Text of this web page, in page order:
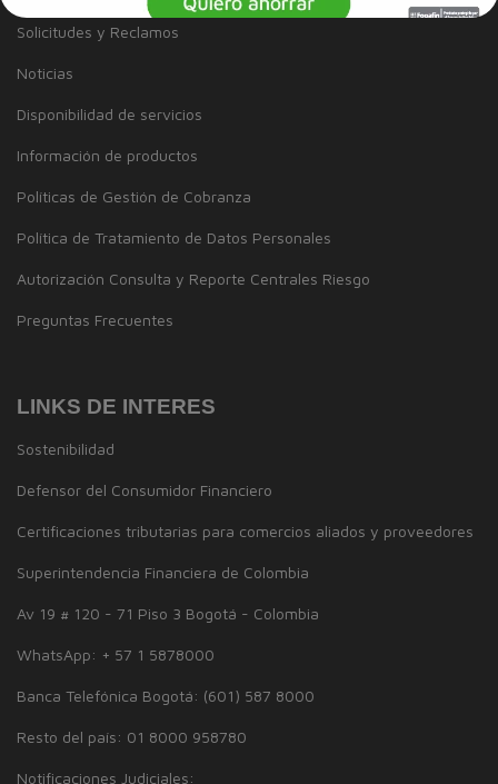
Solicitudes y Reclamos
Noticias
Disponibilidad de servicios
Información de productos
Políticas de Gestión de Cobranza
Política de Tratamiento de Datos Personales
Autorización Consulta y Reporte Centrales Riesgo
Preguntas Frecuentes
LINKS DE INTERES
Sostenibilidad
Defensor del Consumidor Financiero
Certificaciones tributarias para comercios aliados y proveedores
Superintendencia Financiera de Colombia
Av 19 # 120 - 71 Piso 3 Bogotá - Colombia
WhatsApp: + 57 1 5878000
Banca Telefónica Bogotá: (601) 587 8000
Resto del país: 01 8000 958780
Notificaciones Judiciales: